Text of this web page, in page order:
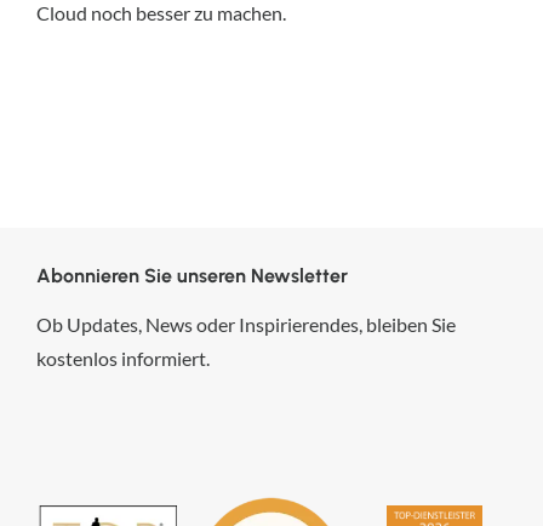
Cloud noch besser zu machen.
Abonnieren Sie unseren Newsletter
Ob Updates, News oder Inspirierendes, bleiben Sie
kostenlos informiert.